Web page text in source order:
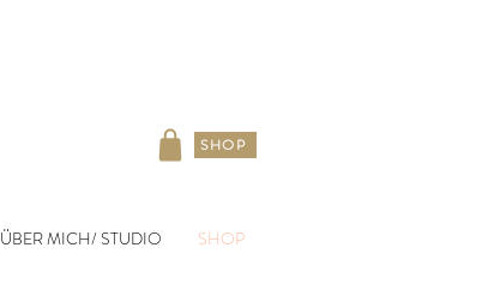
SHOP
ÜBER MICH/ STUDIO SHOP